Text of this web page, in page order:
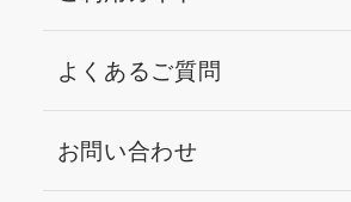
よくあるご質問
お問い合わせ